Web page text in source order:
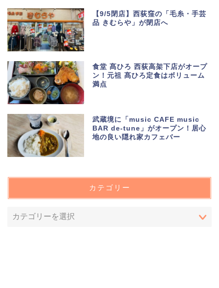
【9/5閉店】西荻窪の「毛糸・手芸
品 きむらや」が閉店へ
食堂 髙ひろ 西荻高架下店がオープ
ン！元祖 髙ひろ定食はボリューム
満点
武蔵境に「music CAFE music
BAR de-tune」がオープン！居心
地の良い隠れ家カフェバー
カテゴリー